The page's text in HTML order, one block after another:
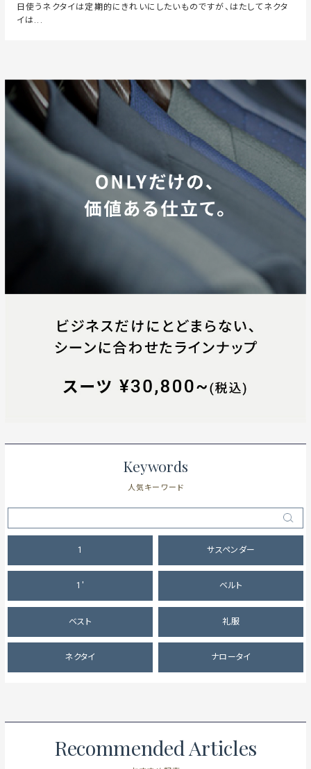
日使うネクタイは定期的にきれいにしたいものですが、はたしてネクタ
イは...
Keywords
人気キーワード
1 サスペンダー
1' ベルト
ベスト 礼服
ネクタイ ナロータイ
Recommended Articles